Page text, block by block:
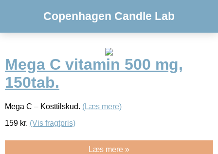
Copenhagen Candle Lab
Mega C vitamin 500 mg,
150tab.
Mega C – Kosttilskud. (Læs mere)
159 kr. (Vis fragtpris)
Læs mere »